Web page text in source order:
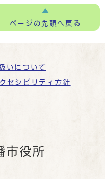
ページの先頭へ戻る
いについて
セシビリティ方針
市役所